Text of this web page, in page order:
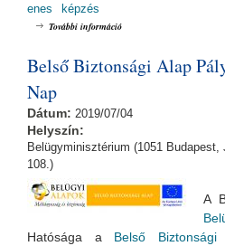
enes
képzés
További információ
Belső Biztonsági Alap
Nap
Dátum: 2019/07/04
Helyszín:
Belügyminisztérium (1051 Budapest,
108.)
A
Hatósága a Belső Biztonsági